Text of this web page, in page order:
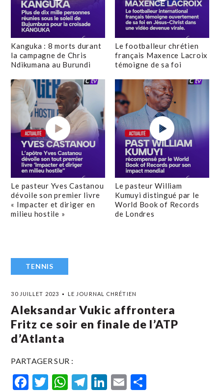
Kanguka : 8 morts durant
la campagne de Chris
Ndikumana au Burundi
Le footballeur chrétien
français Maxence Lacroix
témoigne de sa foi
Le pasteur Yves Castanou
dévoile son premier livre
« Impacter et diriger en
milieu hostile »
Le pasteur William
Kumuyi distingué par le
World Book of Records
de Londres
TENNIS
30 JUILLET 2023 LE JOURNAL CHRÉTIEN
Aleksandar Vukic affrontera
Fritz ce soir en finale de l’ATP
d’Atlanta
PARTAGER SUR :
Facebook
Twitter
WhatsApp
Telegram
LinkedIn
Email